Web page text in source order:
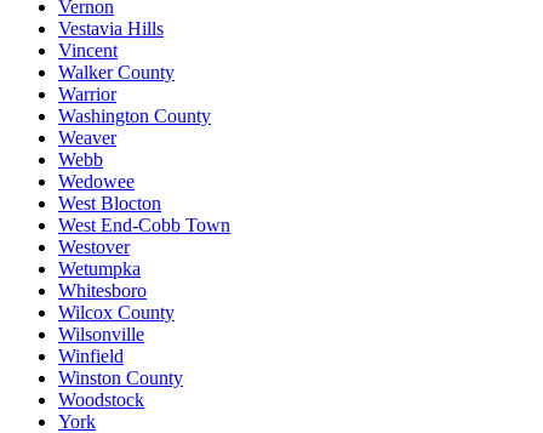
Vernon
Vestavia Hills
Vincent
Walker County
Warrior
Washington County
Weaver
Webb
Wedowee
West Blocton
West End-Cobb Town
Westover
Wetumpka
Whitesboro
Wilcox County
Wilsonville
Winfield
Winston County
Woodstock
York